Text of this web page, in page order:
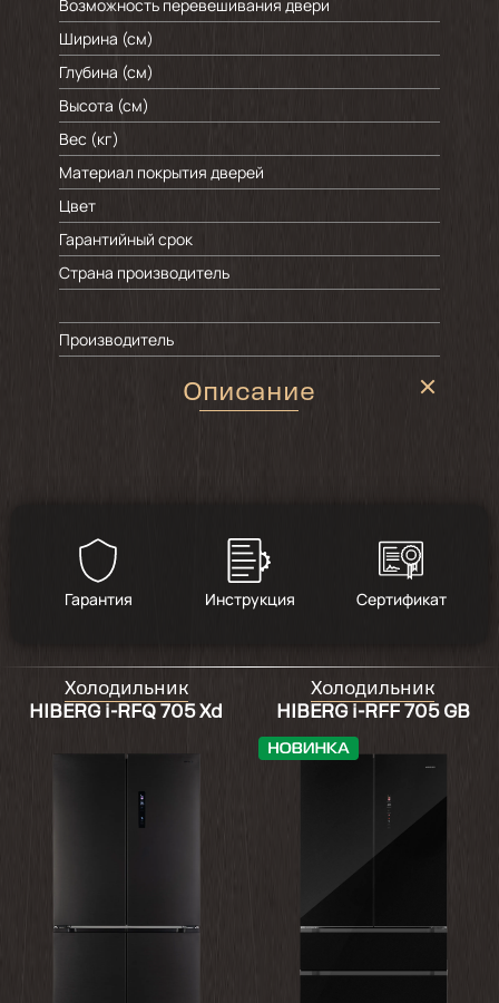
Возможность перевешивания двери
Ширина (см)
Глубина (см)
Высота (см)
Вес (кг)
Материал покрытия дверей
Цвет
Гарантийный срок
Страна производитель
Производитель
Описание
Гарантия Инструкция Сертификат
Холодильник
HIBERG i-RFQ 705 Xd
Холодильник
HIBERG i-RFF 705 GB